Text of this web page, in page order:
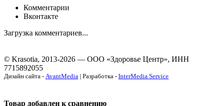
Комментарии
Вконтакте
Загрузка комментариев...
© Krasotia, 2013-2026 — ООО «Здоровье Центр», ИНН
7715892055
Дизайн сайта - AvantMedia | Разработка - InterMedia Service
Товар добавлен к сравнению